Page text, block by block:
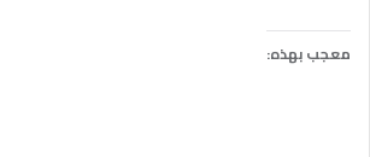
معجب بهذه: